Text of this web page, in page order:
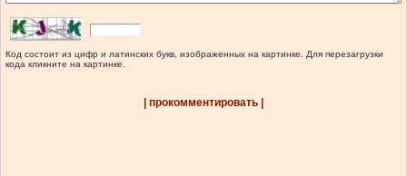
Код состоит из цифр и латинских букв, изображенных на картинке. Для перезагрузки
кода кликните на картинке.
| прокомментировать |